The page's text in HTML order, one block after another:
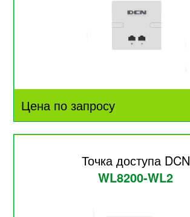
Цена по запросу
Точка доступа DCN
WL8200-WL2